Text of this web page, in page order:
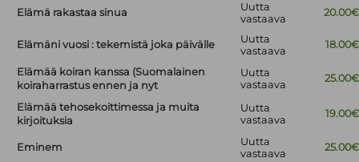
Elämä rakastaa sinua
Uutta
vastaava
20.00€
Elämäni vuosi : tekemistä joka päivälle
Uutta
vastaava
18.00€
Elämää koiran kanssa (Suomalainen
koiraharrastus ennen ja nyt
Uutta
vastaava
25.00€
Elämää tehosekoittimessa ja muita
kirjoituksia
Uutta
vastaava
19.00€
Eminem
Uutta
vastaava
25.00€